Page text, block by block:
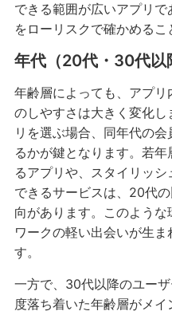
できる範囲が広いアプリ
をローリスクで確かめるこ
年代（20代・30代以
年齢層によっても、アプ
のしやすさは大きく変化
リを選ぶ場合、同年代の
るかが鍵となります。若
るアプリや、スタイリッ
できるサービスは、20代
向があります。このよう
ワークの軽い出会いが生
す。
一方で、30代以降のユー
度落ち着いた年齢層がメ